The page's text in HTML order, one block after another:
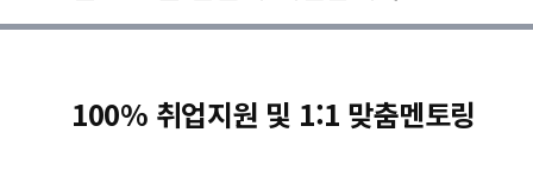
100% 취업지원 및 1:1 맞춤멘토링